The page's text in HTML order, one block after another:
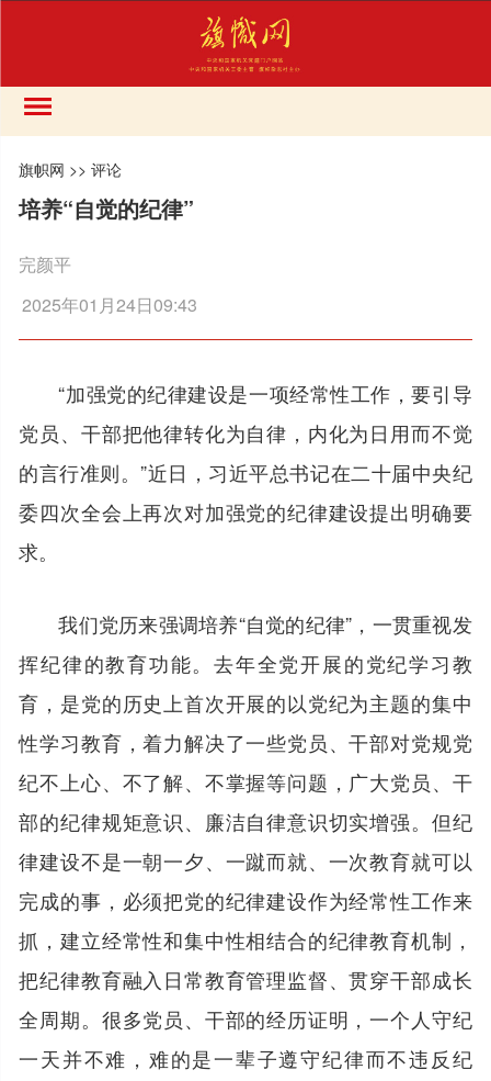
旗帜网 >>评论
培养“自觉的纪律”
完颜平
2025年01月24日09:43
“加强党的纪律建设是一项经常性工作，要引导
党员、干部把他律转化为自律，内化为日用而不觉
的言行准则。”近日，习近平总书记在二十届中央纪
委四次全会上再次对加强党的纪律建设提出明确要
求。
我们党历来强调培养“自觉的纪律”，一贯重视发
挥纪律的教育功能。去年全党开展的党纪学习教
育，是党的历史上首次开展的以党纪为主题的集中
性学习教育，着力解决了一些党员、干部对党规党
纪不上心、不了解、不掌握等问题，广大党员、干
部的纪律规矩意识、廉洁自律意识切实增强。但纪
律建设不是一朝一夕、一蹴而就、一次教育就可以
完成的事，必须把党的纪律建设作为经常性工作来
抓，建立经常性和集中性相结合的纪律教育机制，
把纪律教育融入日常教育管理监督、贯穿干部成长
全周期。很多党员、干部的经历证明，一个人守纪
一天并不难，难的是一辈子遵守纪律而不违反纪